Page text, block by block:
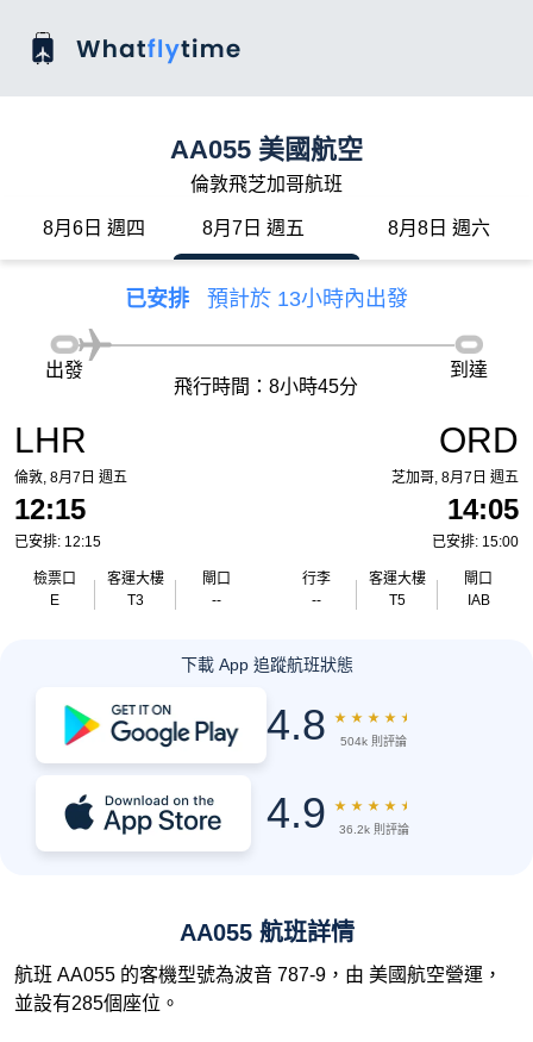
AA055 美國航空
倫敦飛芝加哥航班
8月6日 週四 8月7日 週五 8月8日 週六
已安排 預計於 13小時內出發
LHR
倫敦, 8月7日 週五
12:15
已安排: 12:15
檢票口
E
客運大樓
T3
閘口
--
出發
飛行時間：8小時45分
到達
ORD
芝加哥, 8月7日 週五
14:05
已安排: 15:00
行李
--
客運大樓
T5
閘口
IAB
下載 App 追蹤航班狀態
4.8 ★ ★ ★ ★ ★
504k 則評論
4.9 ★ ★ ★ ★ ★
36.2k 則評論
AA055 航班詳情
航班 AA055 的客機型號為波音 787-9，由 美國航空營運，
並設有285個座位。